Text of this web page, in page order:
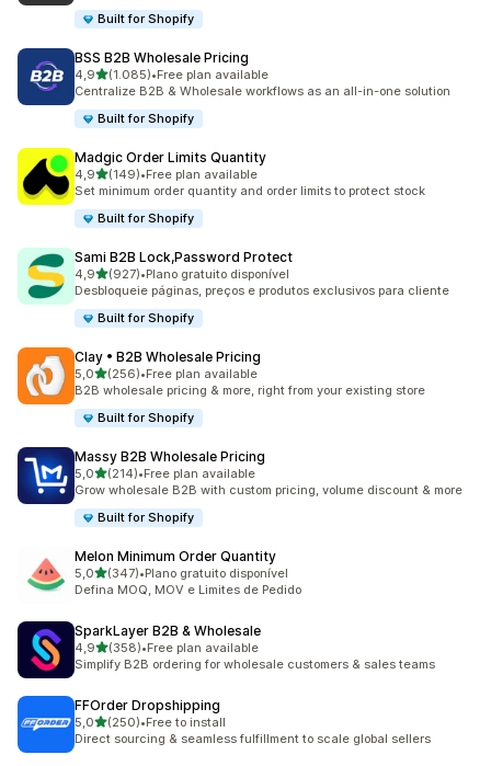
Built for Shopify
BSS B2B Wholesale Pricing
4,9de 5 estrelas
(1.085)
1085 total de avaliações
•Free plan available
Centralize B2B & Wholesale workflows as an all-in-one solution
Built for Shopify
Madgic Order Limits Quantity
4,9de 5 estrelas
(149)
149 total de avaliações
•Free plan available
Set minimum order quantity and order limits to protect stock
Built for Shopify
Sami B2B Lock,Password Protect
4,9de 5 estrelas
(927)
927 total de avaliações
•Plano gratuito disponível
Desbloqueie páginas, preços e produtos exclusivos para cliente
Built for Shopify
Clay • B2B Wholesale Pricing
5,0de 5 estrelas
(256)
256 total de avaliações
•Free plan available
B2B wholesale pricing & more, right from your existing store
Built for Shopify
Massy B2B Wholesale Pricing
5,0de 5 estrelas
(214)
214 total de avaliações
•Free plan available
Grow wholesale B2B with custom pricing, volume discount & more
Built for Shopify
Melon Minimum Order Quantity
5,0de 5 estrelas
(347)
347 total de avaliações
•Plano gratuito disponível
Defina MOQ, MOV e Limites de Pedido
SparkLayer B2B & Wholesale
4,9de 5 estrelas
(358)
358 total de avaliações
•Free plan available
Simplify B2B ordering for wholesale customers & sales teams
FFOrder Dropshipping
5,0de 5 estrelas
(250)
250 total de avaliações
•Free to install
Direct sourcing & seamless fulfillment to scale global sellers